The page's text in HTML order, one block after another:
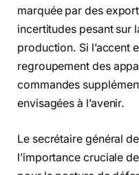
marquée par des
incertitudes pesant sur
production. Si l’accent
regroupement des
commandes
envisagées à l’avenir.
Le secrétaire général
l’importance cruciale